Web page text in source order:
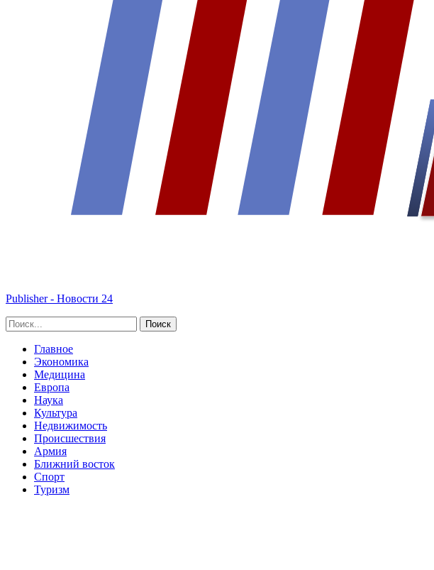
Publisher - Новости 24
Главное
Экономика
Медицина
Европа
Наука
Культура
Недвижимость
Происшествия
Армия
Ближний восток
Спорт
Туризм